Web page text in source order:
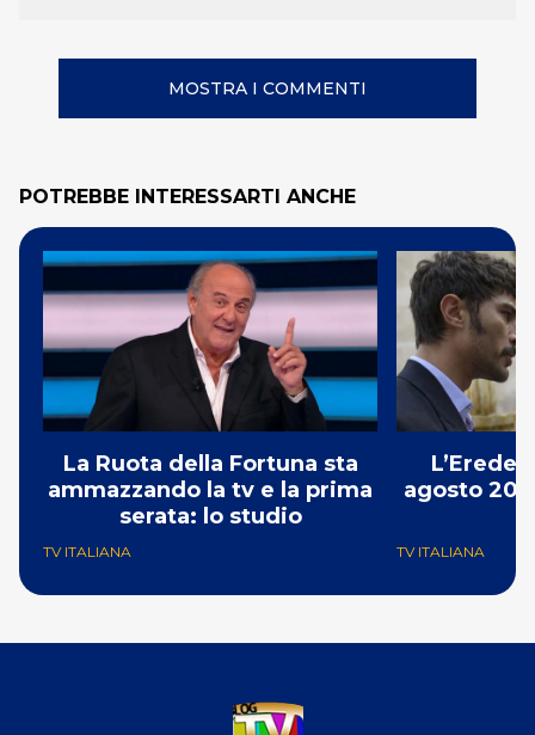
MOSTRA I COMMENTI
POTREBBE INTERESSARTI ANCHE
La Ruota della Fortuna sta
ammazzando la tv e la prima
serata: lo studio
TV ITALIANA
agosto
TV ITALIANA